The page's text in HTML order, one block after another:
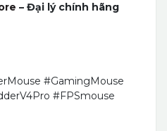
– Đại lý chính hãng
#GamingMouse
#FPSmouse